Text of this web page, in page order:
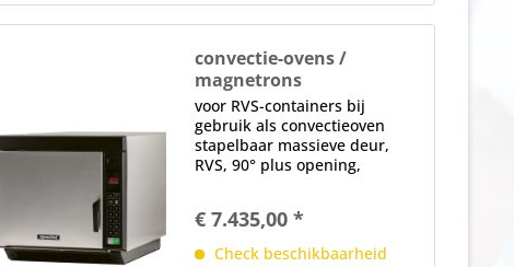
convectie-ovens /
magnetrons
JET 514 - High Speed
voor RVS-containers bij
gebruik als convectieoven
stapelbaar massieve deur,
RVS, 90° plus opening,
vermogensniveaus, USB-poort
voor het downloaden van
€ 7.435,00 *
Check beschikbaarheid